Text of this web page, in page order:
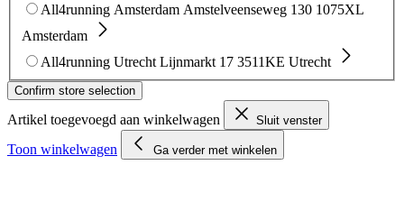
All4running Amsterdam Amstelveenseweg 130 1075XL
Amsterdam
All4running Utrecht Lijnmarkt 17 3511KE Utrecht
Confirm store selection
Artikel toegevoegd aan winkelwagen Sluit venster
Toon winkelwagen Ga verder met winkelen